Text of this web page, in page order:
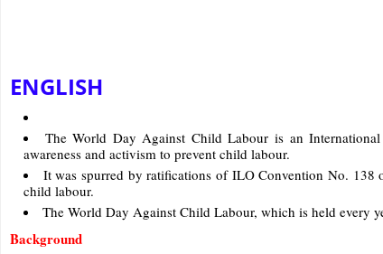
ENGLISH
The World Day Against Child Labour is an
awareness and activism to prevent child labour.
It was spurred by ratifications of ILO Convention No.
child labour.
The World Day Against Child Labour, which is held every
Background